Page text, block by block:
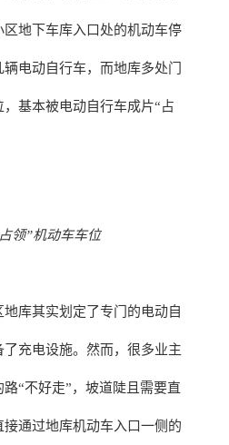
地下车库入口处的机动车停
电动自行车，而地库多处门
基本被电动自行车成片“占
领”机动车车位
库其实划定了专门的电动自
充电设施。然而，很多业主
“不好走”，坡道陡且需要直
通过地库机动车入口一侧的